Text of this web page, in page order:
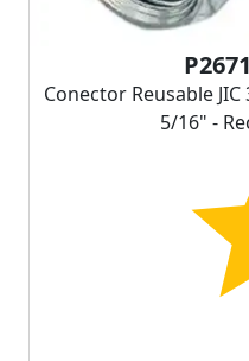
Conector Reusable
5/16" -